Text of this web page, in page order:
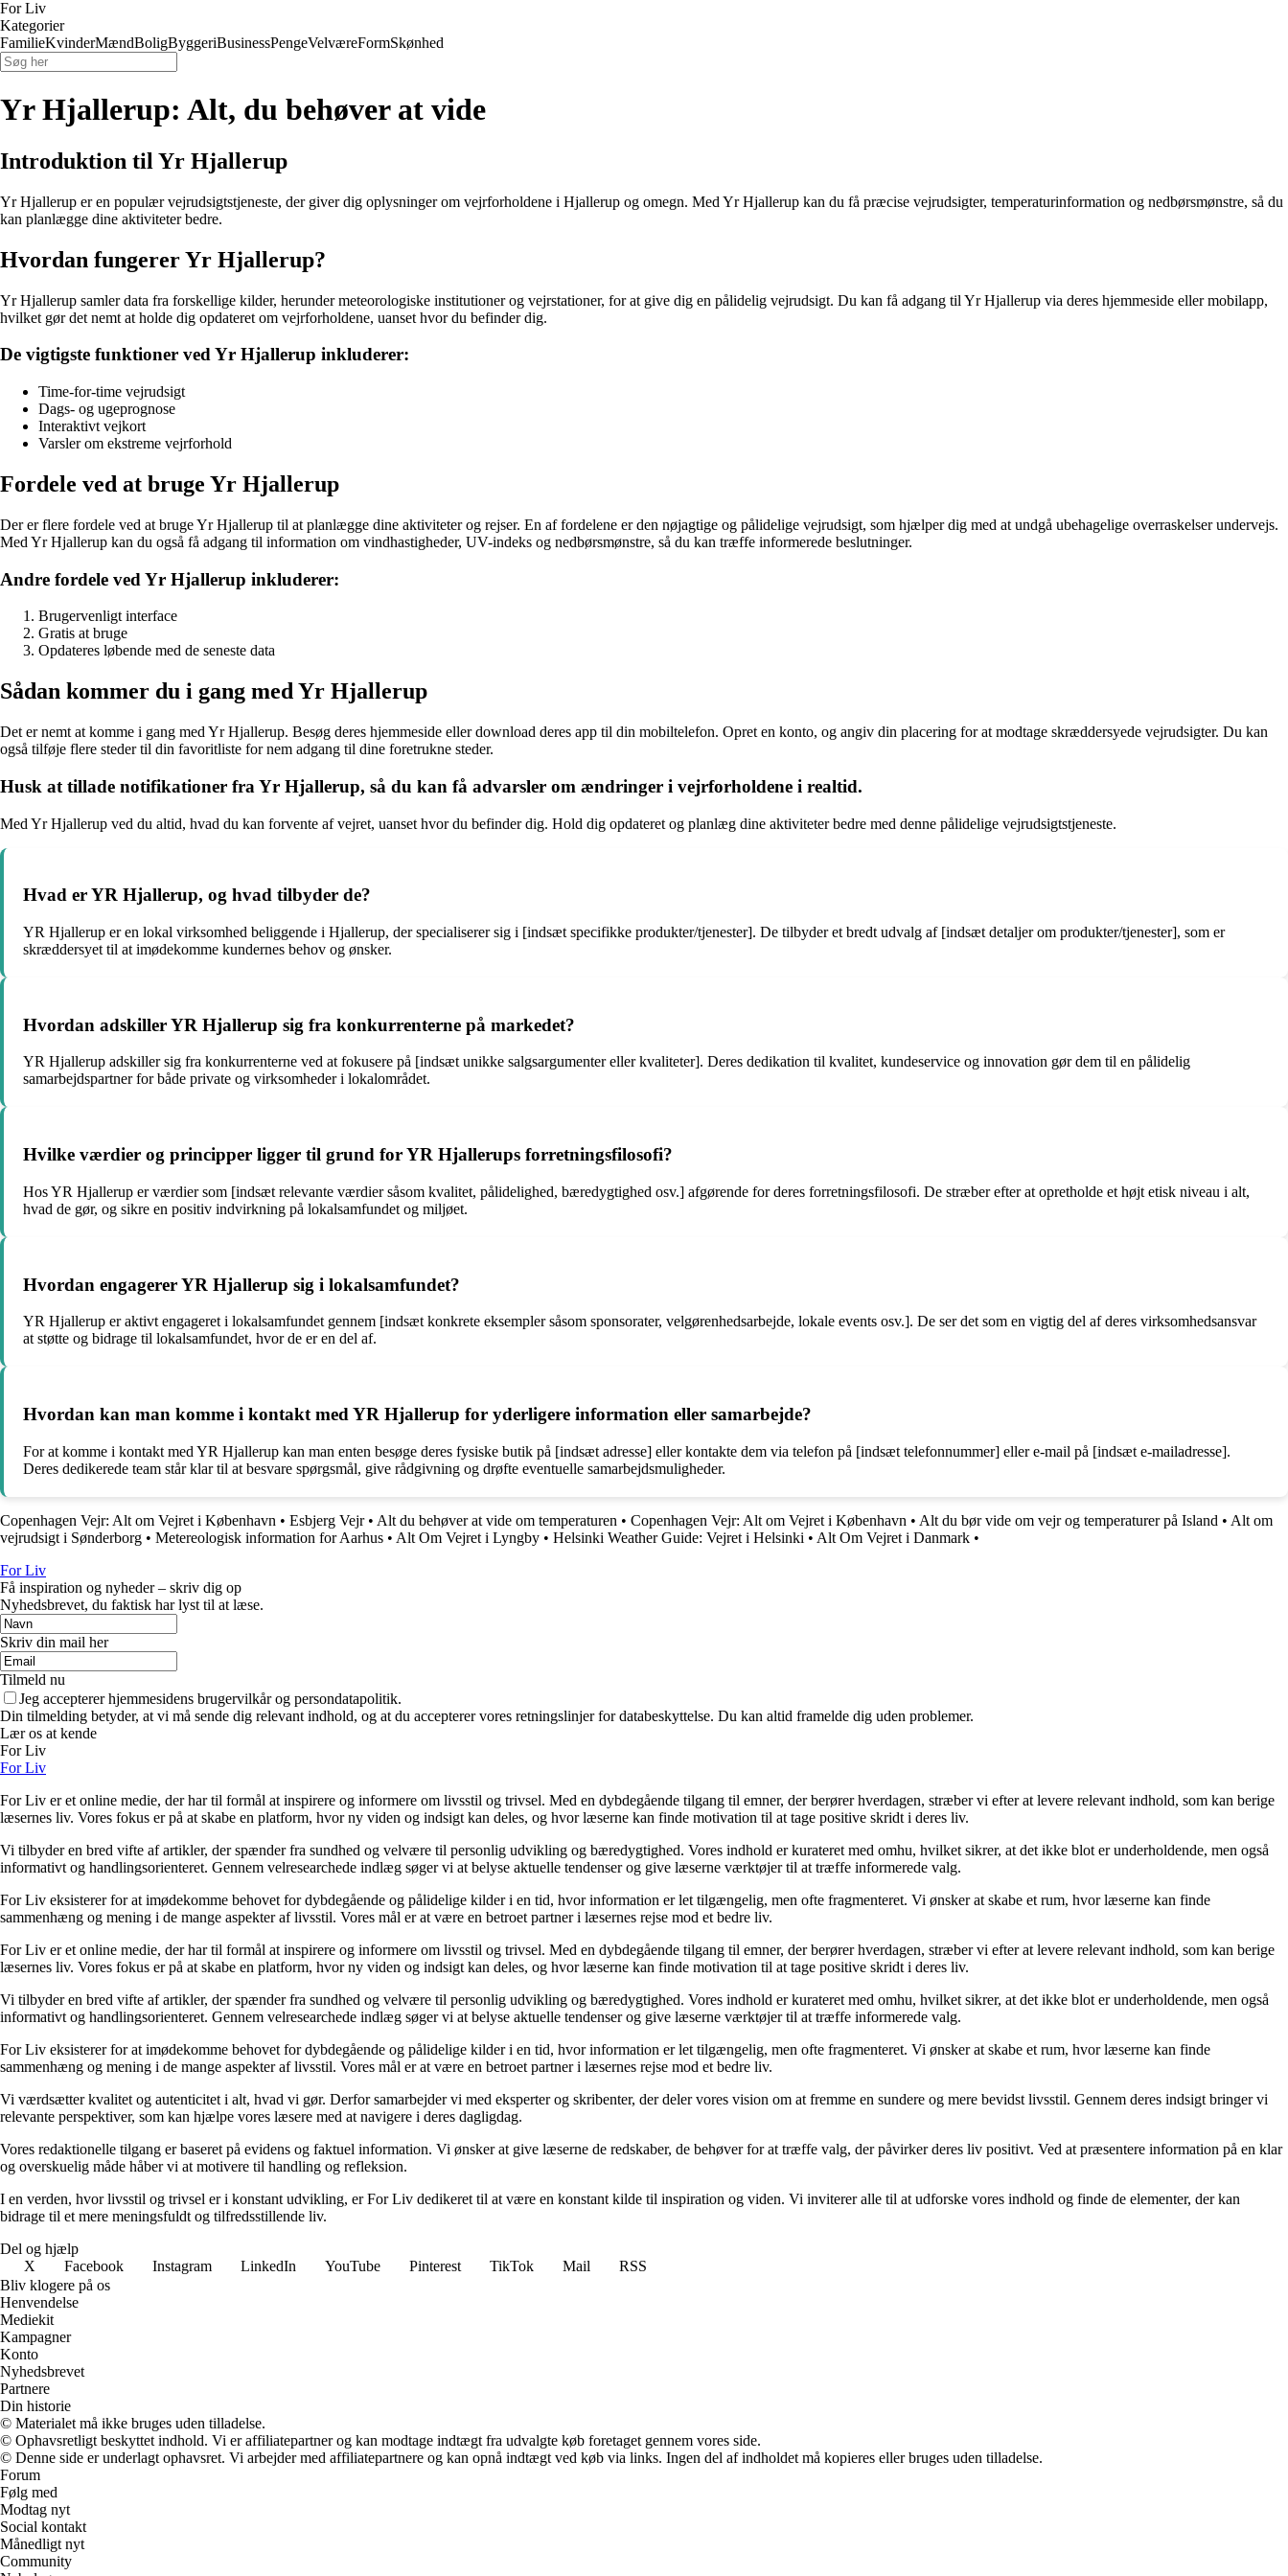
For Liv
Kategorier
FamilieKvinderMændBoligByggeriBusinessPengeVelværeFormSkønhed
Yr Hjallerup: Alt, du behøver at vide
Introduktion til Yr Hjallerup
Yr Hjallerup er en populær vejrudsigtstjeneste, der giver dig oplysninger om vejrforholdene i Hjallerup og omegn. Med Yr Hjallerup kan du få præcise vejrudsigter, temperaturinformation og nedbørsmønstre, så du
kan planlægge dine aktiviteter bedre.
Hvordan fungerer Yr Hjallerup?
Yr Hjallerup samler data fra forskellige kilder, herunder meteorologiske institutioner og vejrstationer, for at give dig en pålidelig vejrudsigt. Du kan få adgang til Yr Hjallerup via deres hjemmeside eller mobilapp,
hvilket gør det nemt at holde dig opdateret om vejrforholdene, uanset hvor du befinder dig.
De vigtigste funktioner ved Yr Hjallerup inkluderer:
Time-for-time vejrudsigt
Dags- og ugeprognose
Interaktivt vejkort
Varsler om ekstreme vejrforhold
Fordele ved at bruge Yr Hjallerup
Der er flere fordele ved at bruge Yr Hjallerup til at planlægge dine aktiviteter og rejser. En af fordelene er den nøjagtige og pålidelige vejrudsigt, som hjælper dig med at undgå ubehagelige overraskelser undervejs.
Med Yr Hjallerup kan du også få adgang til information om vindhastigheder, UV-indeks og nedbørsmønstre, så du kan træffe informerede beslutninger.
Andre fordele ved Yr Hjallerup inkluderer:
Brugervenligt interface
Gratis at bruge
Opdateres løbende med de seneste data
Sådan kommer du i gang med Yr Hjallerup
Det er nemt at komme i gang med Yr Hjallerup. Besøg deres hjemmeside eller download deres app til din mobiltelefon. Opret en konto, og angiv din placering for at modtage skræddersyede vejrudsigter. Du kan
også tilføje flere steder til din favoritliste for nem adgang til dine foretrukne steder.
Husk at tillade notifikationer fra Yr Hjallerup, så du kan få advarsler om ændringer i vejrforholdene i realtid.
Med Yr Hjallerup ved du altid, hvad du kan forvente af vejret, uanset hvor du befinder dig. Hold dig opdateret og planlæg dine aktiviteter bedre med denne pålidelige vejrudsigtstjeneste.
Hvad er YR Hjallerup, og hvad tilbyder de?
YR Hjallerup er en lokal virksomhed beliggende i Hjallerup, der specialiserer sig i [indsæt specifikke produkter/tjenester]. De tilbyder et bredt udvalg af [indsæt detaljer om produkter/tjenester], som er
skræddersyet til at imødekomme kundernes behov og ønsker.
Hvordan adskiller YR Hjallerup sig fra konkurrenterne på markedet?
YR Hjallerup adskiller sig fra konkurrenterne ved at fokusere på [indsæt unikke salgsargumenter eller kvaliteter]. Deres dedikation til kvalitet, kundeservice og innovation gør dem til en pålidelig
samarbejdspartner for både private og virksomheder i lokalområdet.
Hvilke værdier og principper ligger til grund for YR Hjallerups forretningsfilosofi?
Hos YR Hjallerup er værdier som [indsæt relevante værdier såsom kvalitet, pålidelighed, bæredygtighed osv.] afgørende for deres forretningsfilosofi. De stræber efter at opretholde et højt etisk niveau i alt,
hvad de gør, og sikre en positiv indvirkning på lokalsamfundet og miljøet.
Hvordan engagerer YR Hjallerup sig i lokalsamfundet?
YR Hjallerup er aktivt engageret i lokalsamfundet gennem [indsæt konkrete eksempler såsom sponsorater, velgørenhedsarbejde, lokale events osv.]. De ser det som en vigtig del af deres virksomhedsansvar
at støtte og bidrage til lokalsamfundet, hvor de er en del af.
Hvordan kan man komme i kontakt med YR Hjallerup for yderligere information eller samarbejde?
For at komme i kontakt med YR Hjallerup kan man enten besøge deres fysiske butik på [indsæt adresse] eller kontakte dem via telefon på [indsæt telefonnummer] eller e-mail på [indsæt e-mailadresse].
Deres dedikerede team står klar til at besvare spørgsmål, give rådgivning og drøfte eventuelle samarbejdsmuligheder.
Copenhagen Vejr: Alt om Vejret i København • Esbjerg Vejr• Alt du behøver at vide om temperaturen • Copenhagen Vejr: Alt om Vejret i København • Alt du bør vide om vejr og temperaturer på Island • Alt om
vejrudsigt i Sønderborg • Metereologisk information for Aarhus • Alt Om Vejret i Lyngby • Helsinki Weather Guide: Vejret i Helsinki • Alt Om Vejret i Danmark •
For Liv
Få inspiration og nyheder – skriv dig op
Nyhedsbrevet, du faktisk har lyst til at læse.
Skriv din mail her
Tilmeld nu
Jeg accepterer hjemmesidens brugervilkår og persondatapolitik.
Din tilmelding betyder, at vi må sende dig relevant indhold, og at du accepterer vores retningslinjer for databeskyttelse. Du kan altid framelde dig uden problemer.
Lær os at kende
For Liv
For Liv
For Liv er et online medie, der har til formål at inspirere og informere om livsstil og trivsel. Med en dybdegående tilgang til emner, der berører hverdagen, stræber vi efter at levere relevant indhold, som kan berige
læsernes liv. Vores fokus er på at skabe en platform, hvor ny viden og indsigt kan deles, og hvor læserne kan finde motivation til at tage positive skridt i deres liv.
Vi tilbyder en bred vifte af artikler, der spænder fra sundhed og velvære til personlig udvikling og bæredygtighed. Vores indhold er kurateret med omhu, hvilket sikrer, at det ikke blot er underholdende, men også
informativt og handlingsorienteret. Gennem velresearchede indlæg søger vi at belyse aktuelle tendenser og give læserne værktøjer til at træffe informerede valg.
For Liv eksisterer for at imødekomme behovet for dybdegående og pålidelige kilder i en tid, hvor information er let tilgængelig, men ofte fragmenteret. Vi ønsker at skabe et rum, hvor læserne kan finde
sammenhæng og mening i de mange aspekter af livsstil. Vores mål er at være en betroet partner i læsernes rejse mod et bedre liv.
For Liv er et online medie, der har til formål at inspirere og informere om livsstil og trivsel. Med en dybdegående tilgang til emner, der berører hverdagen, stræber vi efter at levere relevant indhold, som kan berige
læsernes liv. Vores fokus er på at skabe en platform, hvor ny viden og indsigt kan deles, og hvor læserne kan finde motivation til at tage positive skridt i deres liv.
Vi tilbyder en bred vifte af artikler, der spænder fra sundhed og velvære til personlig udvikling og bæredygtighed. Vores indhold er kurateret med omhu, hvilket sikrer, at det ikke blot er underholdende, men også
informativt og handlingsorienteret. Gennem velresearchede indlæg søger vi at belyse aktuelle tendenser og give læserne værktøjer til at træffe informerede valg.
For Liv eksisterer for at imødekomme behovet for dybdegående og pålidelige kilder i en tid, hvor information er let tilgængelig, men ofte fragmenteret. Vi ønsker at skabe et rum, hvor læserne kan finde
sammenhæng og mening i de mange aspekter af livsstil. Vores mål er at være en betroet partner i læsernes rejse mod et bedre liv.
Vi værdsætter kvalitet og autenticitet i alt, hvad vi gør. Derfor samarbejder vi med eksperter og skribenter, der deler vores vision om at fremme en sundere og mere bevidst livsstil. Gennem deres indsigt bringer vi
relevante perspektiver, som kan hjælpe vores læsere med at navigere i deres dagligdag.
Vores redaktionelle tilgang er baseret på evidens og faktuel information. Vi ønsker at give læserne de redskaber, de behøver for at træffe valg, der påvirker deres liv positivt. Ved at præsentere information på en klar
og overskuelig måde håber vi at motivere til handling og refleksion.
I en verden, hvor livsstil og trivsel er i konstant udvikling, er For Liv dedikeret til at være en konstant kilde til inspiration og viden. Vi inviterer alle til at udforske vores indhold og finde de elementer, der kan
bidrage til et mere meningsfuldt og tilfredsstillende liv.
Del og hjælp
X
Facebook Instagram LinkedIn YouTube Pinterest TikTok Mail
RSS
Bliv klogere på os
Henvendelse
Mediekit
Kampagner
Konto
Nyhedsbrevet
Partnere
Din historie
© Materialet må ikke bruges uden tilladelse.
© Ophavsretligt beskyttet indhold. Vi er affiliatepartner og kan modtage indtægt fra udvalgte køb foretaget gennem vores side.
© Denne side er underlagt ophavsret. Vi arbejder med affiliatepartnere og kan opnå indtægt ved køb via links. Ingen del af indholdet må kopieres eller bruges uden tilladelse.
Forum
Følg med
Modtag nyt
Social kontakt
Månedligt nyt
Community